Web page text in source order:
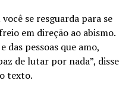
se resguarda para se
em direção ao abismo.
das pessoas que amo,
de lutar por nada”, disse
texto.